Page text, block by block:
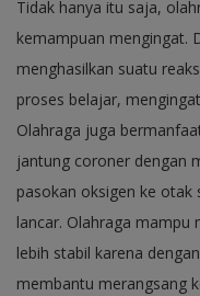
Tidak hanya itu saja,
kemampuan mengingat.
menghasilkan suatu
proses belajar,
Olahraga juga
jantung coroner dengan
pasokan oksigen ke otak
lancar. Olahraga mampu
lebih stabil karena
membantu merangsang